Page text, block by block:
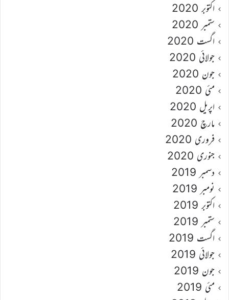
اکتوبر 2020
ستمبر 2020
اگست 2020
جولائی 2020
جون 2020
مئی 2020
اپریل 2020
مارچ 2020
فروری 2020
جنوری 2020
دسمبر 2019
نومبر 2019
اکتوبر 2019
ستمبر 2019
اگست 2019
جولائی 2019
جون 2019
مئی 2019